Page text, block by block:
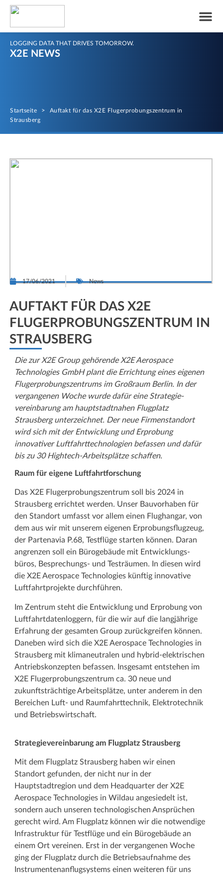
LOGGING DATA THAT DRIVES TOMORROW.
X2E NEWS
Startseite >
Auftakt für das X2E Flugerprobungszentrum in
Strausberg
17/06/2021 News
AUFTAKT FÜR DAS X2E
FLUGERPROBUNGSZENTRUM IN
STRAUSBERG
Die zur X2E Group gehörende X2E Aerospace
Technologies GmbH plant die Errichtung eines eigenen
Flug­erprobungs­zentrums im Großraum Berlin. In der
vergangenen Woche wurde dafür eine Strategie­
vereinbarung am hauptstadtnahen Flugplatz
Strausberg unterzeichnet. Der neue Firmenstandort
wird sich mit der Entwicklung und Erprobung
innovativer Luftfahrt­technologien befassen und dafür
bis zu 30 Hightech-­Arbeitsplätze schaffen.
Raum für eigene Luftfahrtforschung
Das X2E Flugerprobungs­zentrum soll bis 2024 in
Strausberg errichtet werden. Unser Bauvorhaben für
den Standort umfasst vor allem einen Flughangar, von
dem aus wir mit unserem eigenen Erprobungsflugzeug,
der Partenavia P.68, Testflüge starten können. Daran
angrenzen soll ein Bürogebäude mit Entwicklungs­
büros, Besprechungs- und Testräumen. In diesen wird
die X2E Aerospace Technologies künftig innovative
Luftfahrt­projekte durchführen.
Im Zentrum steht die Entwicklung und Erprobung von
Luftfahrtdatenloggern, für die wir auf die langjährige
Erfahrung der gesamten Group zurückgreifen können.
Daneben wird sich die X2E Aerospace Technologies in
Strausberg mit klimaneutralen und hybrid-elektrischen
Antriebskonzepten befassen. Insgesamt entstehen im
X2E Flug­erprobungs­zentrum ca. 30 neue und
zukunftsträchtige Arbeitsplätze, unter anderem in den
Bereichen Luft- und Raumfahrttechnik, Elektrotechnik
und Betriebs­wirtschaft.
Strategie­vereinbarung am Flugplatz Strausberg
Mit dem Flugplatz Strausberg haben wir einen
Standort gefunden, der nicht nur in der
Hauptstadtregion und dem Headquarter der X2E
Aerospace Technologies in Wildau angesiedelt ist,
sondern auch unseren technologischen Ansprüchen
gerecht wird. Am Flugplatz können wir die notwendige
Infrastruktur für Testflüge und ein Bürogebäude an
einem Ort vereinen. Erst in der vergangenen Woche
ging der Flugplatz durch die Betriebs­aufnahme des
Instrumenten­anflugsystems einen weiteren für uns